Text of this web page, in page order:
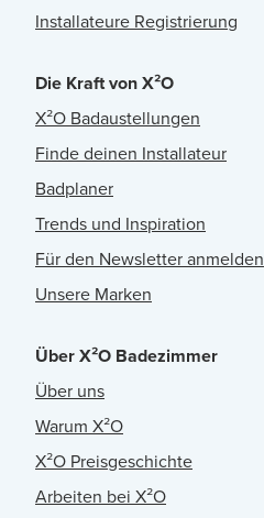
Installateure Registrierung
Die Kraft von X²O
X²O Badaustellungen
Finde deinen Installateur
Badplaner
Trends und Inspiration
Für den Newsletter anmelden
Unsere Marken
Über X²O Badezimmer
Über uns
Warum X²O
X²O Preisgeschichte
Arbeiten bei X²O